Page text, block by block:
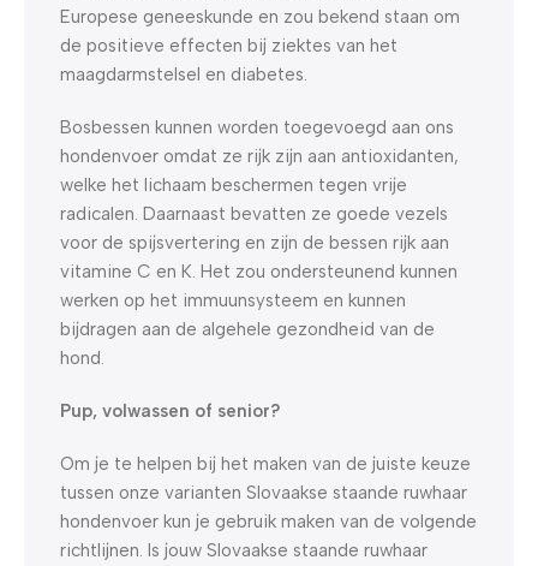
Europese geneeskunde en zou bekend staan om
de positieve effecten bij ziektes van het
maagdarmstelsel en diabetes.
Bosbessen kunnen worden toegevoegd aan ons
hondenvoer omdat ze rijk zijn aan antioxidanten,
welke het lichaam beschermen tegen vrije
radicalen. Daarnaast bevatten ze goede vezels
voor de spijsvertering en zijn de bessen rijk aan
vitamine C en K. Het zou ondersteunend kunnen
werken op het immuunsysteem en kunnen
bijdragen aan de algehele gezondheid van de
hond.
Pup, volwassen of senior?
Om je te helpen bij het maken van de juiste keuze
tussen onze varianten Slovaakse staande ruwhaar
hondenvoer kun je gebruik maken van de volgende
richtlijnen. Is jouw Slovaakse staande ruwhaar